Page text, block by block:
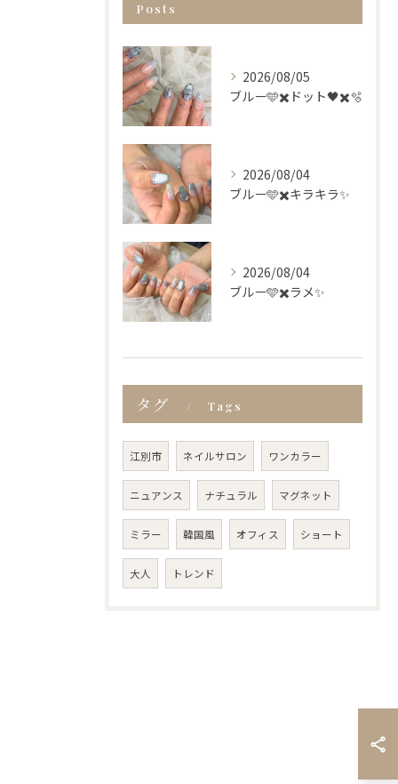
Posts
2026/08/05
ブルー🩵✖️ドット🖤✖️🫧
2026/08/04
ブルー🩵✖️キラキラ✨
2026/08/04
ブルー🩵✖️ラメ✨
タグ Tags
江別市 ネイルサロン ワンカラー
ニュアンス ナチュラル マグネット
ミラー 韓国風 オフィス ショート
大人 トレンド